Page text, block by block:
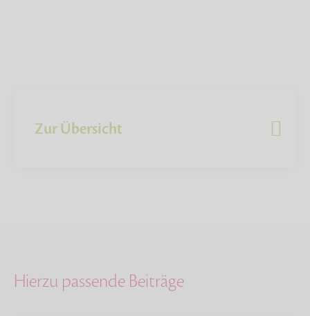
Zur Übersicht
Hierzu passende Beiträge